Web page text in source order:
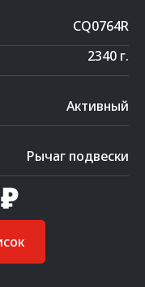
CQ0764R
2340 г.
Активный
Рычаг подвески